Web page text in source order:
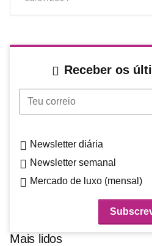
Receber os
Teu correio
Newsletter diária
Newsletter semanal
Mercado de luxo (mensal)
Mais lidos